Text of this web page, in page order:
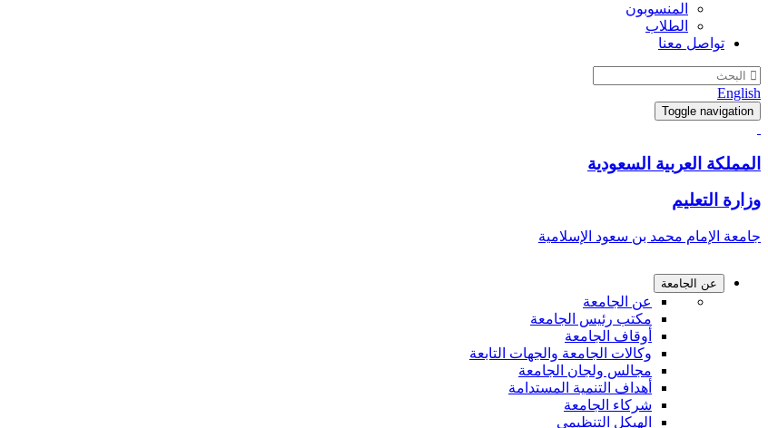
المنسوبون
الطلاب
تواصل معنا
English
Toggle navigation
المملكة العربية السعودية
وزارة التعليم
جامعة الإمام محمد بن سعود الإسلامية
عن الجامعة
عن الجامعة
مكتب رئيس الجامعة
أوقاف الجامعة
وكالات الجامعة والجهات التابعة
مجالس ولجان الجامعة
أهداف التنمية المستدامة
شركاء الجامعة
الهيكل التنظيمي